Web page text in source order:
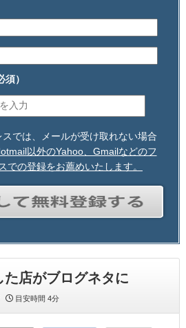
須）
では、メールが受け取れない場合
以外のYahoo、Gmailなどのフ
での登録をお薦めいたします。
店がブログネタに
目安時間 4分